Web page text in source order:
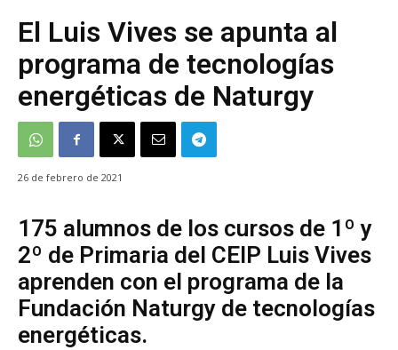
El Luis Vives se apunta al
programa de tecnologías
energéticas de Naturgy
26 de febrero de 2021
175 alumnos de los cursos de 1º y
2º de Primaria del CEIP Luis Vives
aprenden con el programa de la
Fundación Naturgy de tecnologías
energéticas.